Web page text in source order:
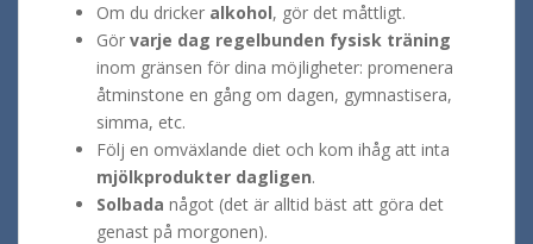
Om du dricker alkohol, gör det måttligt.
Gör varje dag regelbunden fysisk träning
inom gränsen för dina möjligheter: promenera
åtminstone en gång om dagen, gymnastisera,
simma, etc.
Följ en omväxlande diet och kom ihåg att inta
mjölkprodukter dagligen.
Solbada något (det är alltid bäst att göra det
genast på morgonen).